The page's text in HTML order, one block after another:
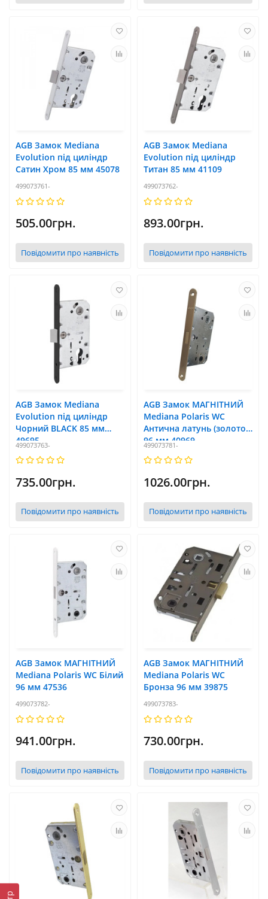
AGB Замок Mediana
Evolution під циліндр
Сатин Хром 85 мм 45078
499073761-
505.00грн.
Повідомити про наявність
AGB Замок Mediana
Evolution під циліндр
Титан 85 мм 41109
499073762-
893.00грн.
Повідомити про наявність
AGB Замок Mediana
Evolution під циліндр
Чорний BLACK 85 мм
49695
499073763-
735.00грн.
Повідомити про наявність
AGB Замок МАГНІТНИЙ
Mediana Polaris WC
Антична латунь (золото)
96 мм 40969
499073781-
1026.00грн.
Повідомити про наявність
AGB Замок МАГНІТНИЙ
Mediana Polaris WC Білий
96 мм 47536
499073782-
941.00грн.
Повідомити про наявність
AGB Замок МАГНІТНИЙ
Mediana Polaris WC
Бронза 96 мм 39875
499073783-
730.00грн.
Повідомити про наявність